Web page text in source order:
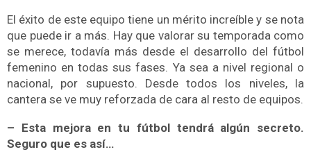
El éxito de este equipo tiene un mérito increíble y se nota
que puede ir a más. Hay que valorar su temporada como
se merece, todavía más desde el desarrollo del fútbol
femenino en todas sus fases. Ya sea a nivel regional o
nacional, por supuesto. Desde todos los niveles, la
cantera se ve muy reforzada de cara al resto de equipos.
– Esta mejora en tu fútbol tendrá algún secreto.
Seguro que es así…